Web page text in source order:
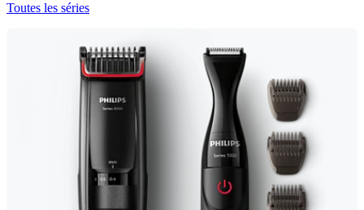
Toutes les séries